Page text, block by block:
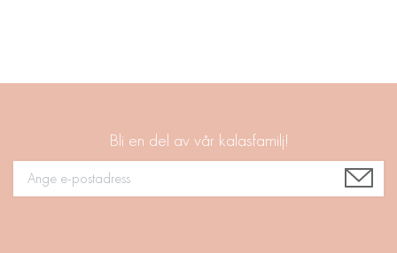
Bli en del av vår kalasfamilj!